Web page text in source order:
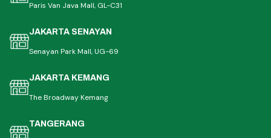
Paris Van Java Mall, GL-C31
JAKARTA SENAYAN
Senayan Park Mall, UG-69
JAKARTA KEMANG
The Broadway Kemang
TANGERANG